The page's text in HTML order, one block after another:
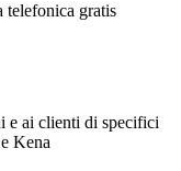
telefonica gratis
e ai clienti di specifici
Kena